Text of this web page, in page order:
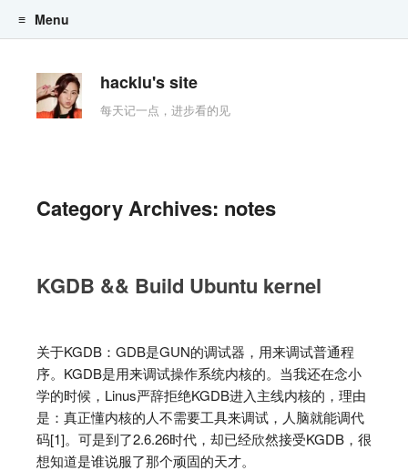
hacklu's site
每天记一点，进步看的见
Menu
Category Archives: notes
KGDB && Build Ubuntu kernel
关于KGDB：GDB是GUN的调试器，用来调试普通程
序。KGDB是用来调试操作系统内核的。当我还在念小
学的时候，Linus严辞拒绝KGDB进入主线内核的，理由
是：真正懂内核的人不需要工具来调试，人脑就能调代
码[1]。可是到了2.6.26时代，却已经欣然接受KGDB，很
想知道是谁说服了那个顽固的天才。